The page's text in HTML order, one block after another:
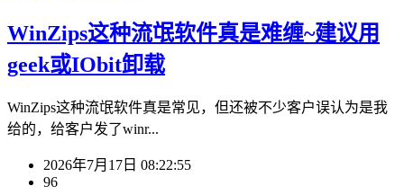
WinZips这种流氓软件真是难缠~建议用
geek或IObit卸载
WinZips这种流氓软件真是常见，但还被不少客户误认为是我
给的，给客户发了winr...
2026年7月17日 08:22:55
96